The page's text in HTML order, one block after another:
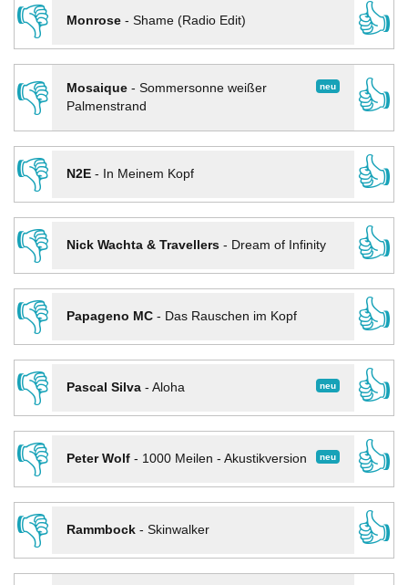
👎
Monrose- Shame (Radio Edit)
👍
👎
neu
Mosaique- Sommersonne weißer
Palmenstrand
👍
👎
N2E- In Meinem Kopf
👍
👎
Nick Wachta & Travellers- Dream of Infinity
👍
👎
Papageno MC- Das Rauschen im Kopf
👍
👎
neu
Pascal Silva- Aloha
👍
👎
neu
Peter Wolf- 1000 Meilen - Akustikversion
👍
👎
Rammbock- Skinwalker
👍